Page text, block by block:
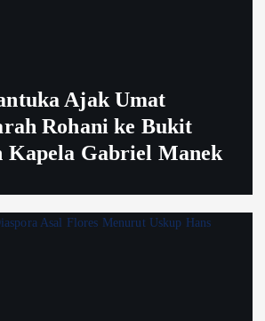
Ajak Umat
Rohani ke Bukit
Kapela Gabriel Manek